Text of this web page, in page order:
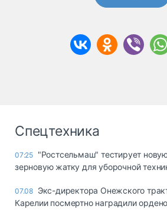
Спецтехника
07:25 "Ростсельмаш" тестирует
зерновую жатку для уборочной
07.08 Экс-директора Онежского
Карелии посмертно наградили